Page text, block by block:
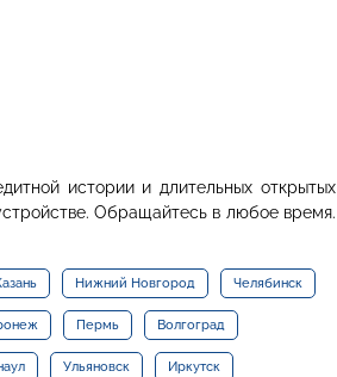
истории и длительных открытых
Обращайтесь в любое время.
Нижний Новгород Челябинск
Пермь Волгоград
Ульяновск Иркутск